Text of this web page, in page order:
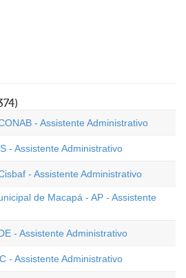
- Assistente Administrativo
- Assistente Administrativo
- Assistente Administrativo
de Macapá - AP - Assistente
- Assistente Administrativo
- Assistente Administrativo